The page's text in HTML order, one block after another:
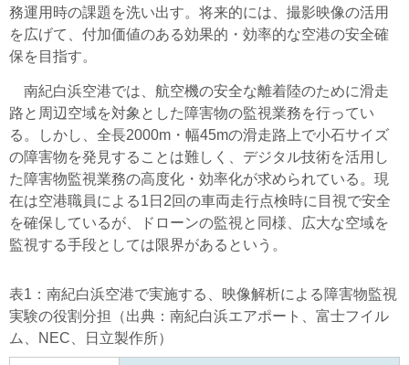
務運用時の課題を洗い出す。将来的には、撮影映像の活用
を広げて、付加価値のある効果的・効率的な空港の安全確
保を目指す。
南紀白浜空港では、航空機の安全な離着陸のために滑走
路と周辺空域を対象とした障害物の監視業務を行ってい
る。しかし、全長2000m・幅45mの滑走路上で小石サイズ
の障害物を発見することは難しく、デジタル技術を活用し
た障害物監視業務の高度化・効率化が求められている。現
在は空港職員による1日2回の車両走行点検時に目視で安全
を確保しているが、ドローンの監視と同様、広大な空域を
監視する手段としては限界があるという。
表1：南紀白浜空港で実施する、映像解析による障害物監視
実験の役割分担（出典：南紀白浜エアポート、富士フイル
ム、NEC、日立製作所）